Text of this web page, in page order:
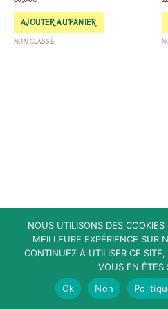
AJOUTER AU PANIER
NON CLASSÉ
NOUS UTILISONS DES
MEILLEURE EXPÉRIENCE SUR
CONTINUEZ À UTILISER CE
VOUS EN ÊTES
Ok
Non